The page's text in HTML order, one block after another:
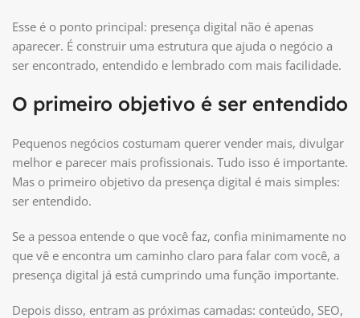
Esse é o ponto principal: presença digital não é apenas
aparecer. É construir uma estrutura que ajuda o negócio a
ser encontrado, entendido e lembrado com mais facilidade.
O primeiro objetivo é ser entendido
Pequenos negócios costumam querer vender mais, divulgar
melhor e parecer mais profissionais. Tudo isso é importante.
Mas o primeiro objetivo da presença digital é mais simples:
ser entendido.
Se a pessoa entende o que você faz, confia minimamente no
que vê e encontra um caminho claro para falar com você, a
presença digital já está cumprindo uma função importante.
Depois disso, entram as próximas camadas: conteúdo, SEO,